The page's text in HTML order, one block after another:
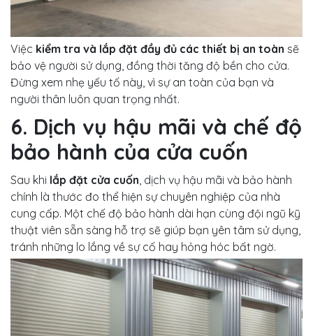
Việc kiểm tra và lắp đặt đầy đủ các thiết bị an toàn sẽ
bảo vệ người sử dụng, đồng thời tăng độ bền cho cửa.
Đừng xem nhẹ yếu tố này, vì sự an toàn của bạn và
người thân luôn quan trọng nhất.
6. Dịch vụ hậu mãi và chế độ
bảo hành của cửa cuốn
Sau khi lắp đặt cửa cuốn, dịch vụ hậu mãi và bảo hành
chính là thước đo thể hiện sự chuyên nghiệp của nhà
cung cấp. Một chế độ bảo hành dài hạn cùng đội ngũ kỹ
thuật viên sẵn sàng hỗ trợ sẽ giúp bạn yên tâm sử dụng,
tránh những lo lắng về sự cố hay hỏng hóc bất ngờ.